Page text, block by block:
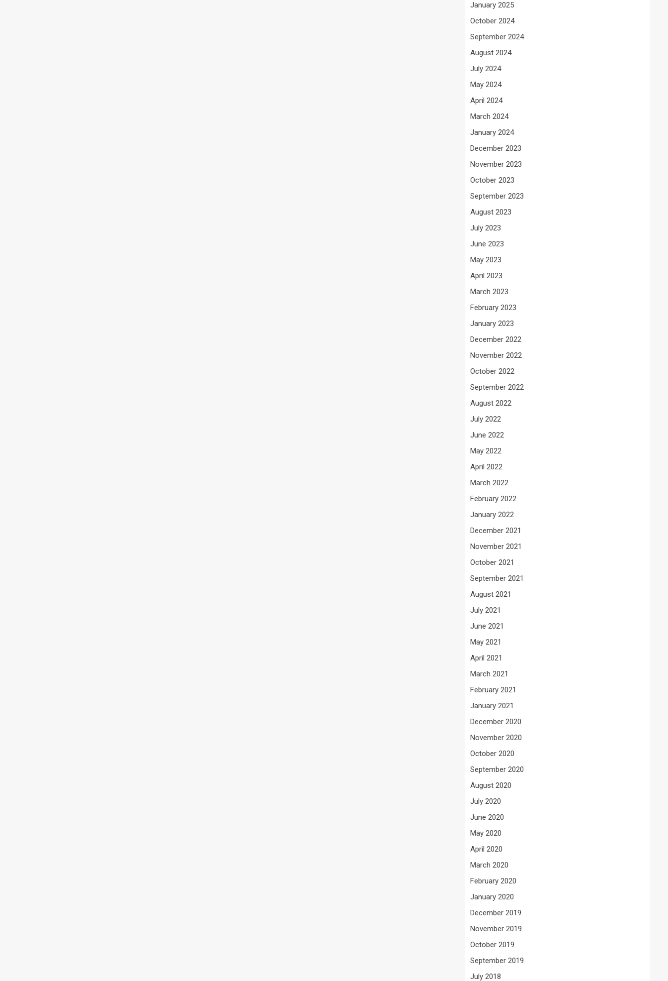
January 2025
October 2024
September 2024
August 2024
July 2024
May 2024
April 2024
March 2024
January 2024
December 2023
November 2023
October 2023
September 2023
August 2023
July 2023
June 2023
May 2023
April 2023
March 2023
February 2023
January 2023
December 2022
November 2022
October 2022
September 2022
August 2022
July 2022
June 2022
May 2022
April 2022
March 2022
February 2022
January 2022
December 2021
November 2021
October 2021
September 2021
August 2021
July 2021
June 2021
May 2021
April 2021
March 2021
February 2021
January 2021
December 2020
November 2020
October 2020
September 2020
August 2020
July 2020
June 2020
May 2020
April 2020
March 2020
February 2020
January 2020
December 2019
November 2019
October 2019
September 2019
July 2018